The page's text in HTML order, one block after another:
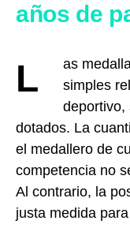
años de
Las medallas son más que un fetiche o
simples
deportivo,
dotados. La
el medallero de
competencia no
Al contrario, la
justa medida